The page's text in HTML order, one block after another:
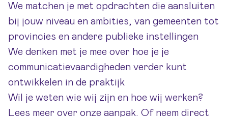
We matchen je met opdrachten die aansluiten
bij jouw niveau en ambities, van gemeenten tot
provincies en andere publieke instellingen
We denken met je mee over hoe je je
communicatievaardigheden verder kunt
ontwikkelen in de praktijk
Wil je weten wie wij zijn en hoe wij werken?
Lees meer over onze aanpak. Of neem direct